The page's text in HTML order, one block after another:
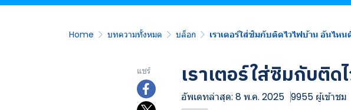
Home บทความทั้งหมด บล็อก เราเตอร์ใส่ซิมกับติดไวไฟบ้าน อันไห
แชร์ เราเตอร์ใส่ซิมกับติ
อัพเดทล่าสุด: 8 พ.ค. 2025 9955 ผู้เข้าชม